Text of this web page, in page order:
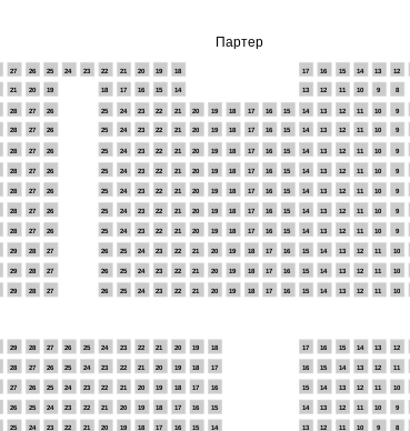
Партер
8
9
10
11
12
13
14
15
16
17
18
19
20
21
22
23
24
25
9
10
11
12
13
14
15
16
17
18
19
20
21
22
23
24
25
26
10
11
12
13
14
15
16
17
18
19
20
21
22
23
24
25
26
27
11
12
13
14
15
16
17
18
19
20
21
22
23
24
25
26
27
28
12
13
14
15
16
17
18
19
20
21
22
23
24
25
26
27
28
29
10
11
12
13
14
15
16
17
18
19
20
21
22
23
24
25
26
27
28
29
10
11
12
13
14
15
16
17
18
19
20
21
22
23
24
25
26
27
28
29
10
11
12
13
14
15
16
17
18
19
20
21
22
23
24
25
26
27
28
29
9
10
11
12
13
14
15
16
17
18
19
20
21
22
23
24
25
26
27
28
9
10
11
12
13
14
15
16
17
18
19
20
21
22
23
24
25
26
27
28
9
10
11
12
13
14
15
16
17
18
19
20
21
22
23
24
25
26
27
28
9
10
11
12
13
14
15
16
17
18
19
20
21
22
23
24
25
26
27
28
9
10
11
12
13
14
15
16
17
18
19
20
21
22
23
24
25
26
27
28
9
10
11
12
13
14
15
16
17
18
19
20
21
22
23
24
25
26
27
28
9
10
11
12
13
14
15
16
17
18
19
20
21
22
23
24
25
26
27
28
8
9
10
11
12
13
14
15
16
17
18
19
20
21
12
13
14
15
16
17
18
19
20
21
22
23
24
25
26
27